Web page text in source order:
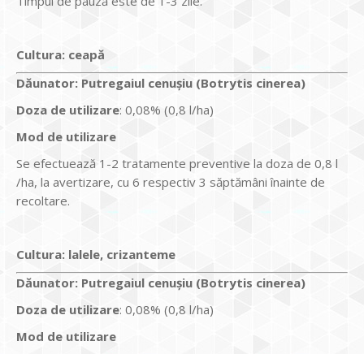
Cultura: ceapă
Dăunator: Putregaiul cenuşiu (Botrytis cinerea)
Doza de utilizare: 0,08% (0,8 l/ha)
Mod de utilizare
Se efectuează 1-2 tratamente preventive la doza de 0,8 l
/ha, la avertizare, cu 6 respectiv 3 săptămâni înainte de
recoltare.
Cultura: lalele, crizanteme
Dăunator: Putregaiul cenuşiu (Botrytis cinerea)
Doza de utilizare: 0,08% (0,8 l/ha)
Mod de utilizare